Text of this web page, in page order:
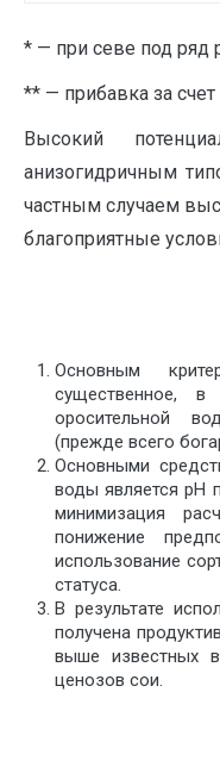
* — при севе под ряд
** — прибавка за
Высокий
анизогидричным
частным случаем
благоприятные
Основным
существенное, в
оросительной
(прежде всего
Основными
воды является рН
минимизация
понижение
использование
статуса.
В результате
получена
выше известных
ценозов сои.